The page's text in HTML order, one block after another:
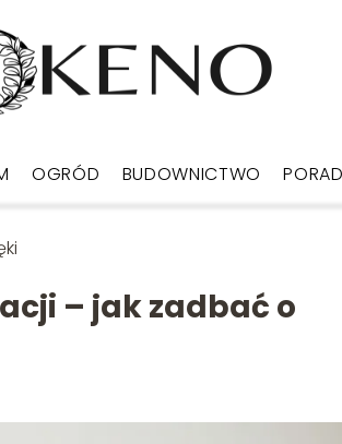
OGRÓD BUDOWNICTWO
– jak zadbać o